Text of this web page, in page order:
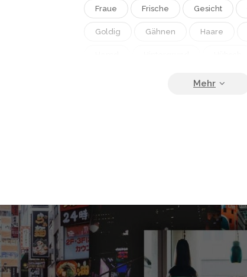
Fraue Frische Gesicht
Goldig Gähnen Haare